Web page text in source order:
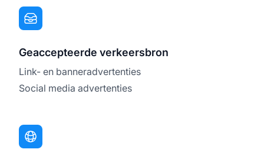
Geaccepteerde verkeersbron
Link- en banneradvertenties
Social media advertenties